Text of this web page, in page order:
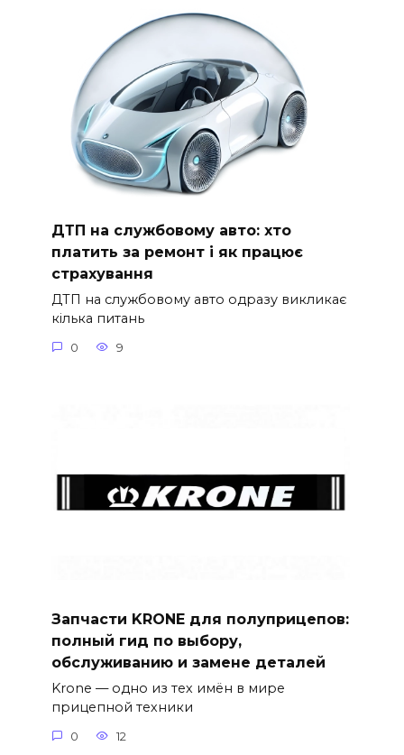
ДТП на службовому авто: хто
платить за ремонт і як працює
страхування
ДТП на службовому авто одразу викликає
кілька питань
0 9
Запчасти KRONE для полуприцепов:
полный гид по выбору,
обслуживанию и замене деталей
Krone — одно из тех имён в мире
прицепной техники
0 12